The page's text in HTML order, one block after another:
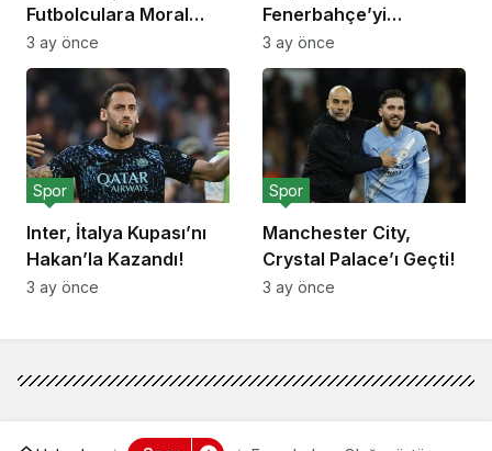
Futbolculara Moral
Yemeği!
3 ay önce
Fenerbahçe’yi
Deplasmanda Yendi!
3 ay önce
Inter, İtalya Kupası’nı
Hakan’la Kazandı!
Spor
3 ay önce
Manchester City,
Crystal Palace’ı Geçti!
Spor
3 ay önce